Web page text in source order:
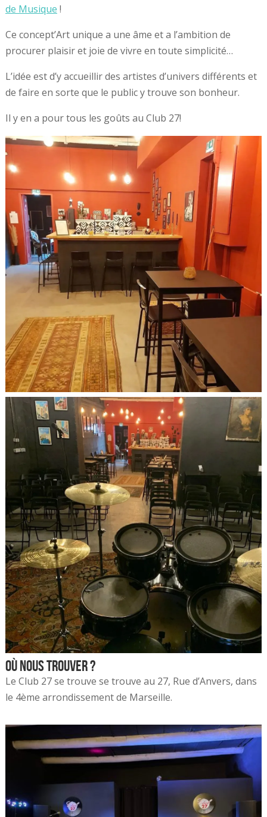
de Musique !
Ce concept’Art unique a une âme et a l’ambition de
procurer plaisir et joie de vivre en toute simplicité…
L’idée est d’y accueillir des artistes d’univers différents et
de faire en sorte que le public y trouve son bonheur.
Il y en a pour tous les goûts au Club 27!
Où nous trouver ?
Le Club 27 se trouve se trouve au 27, Rue d’Anvers, dans
le 4ème arrondissement de Marseille.